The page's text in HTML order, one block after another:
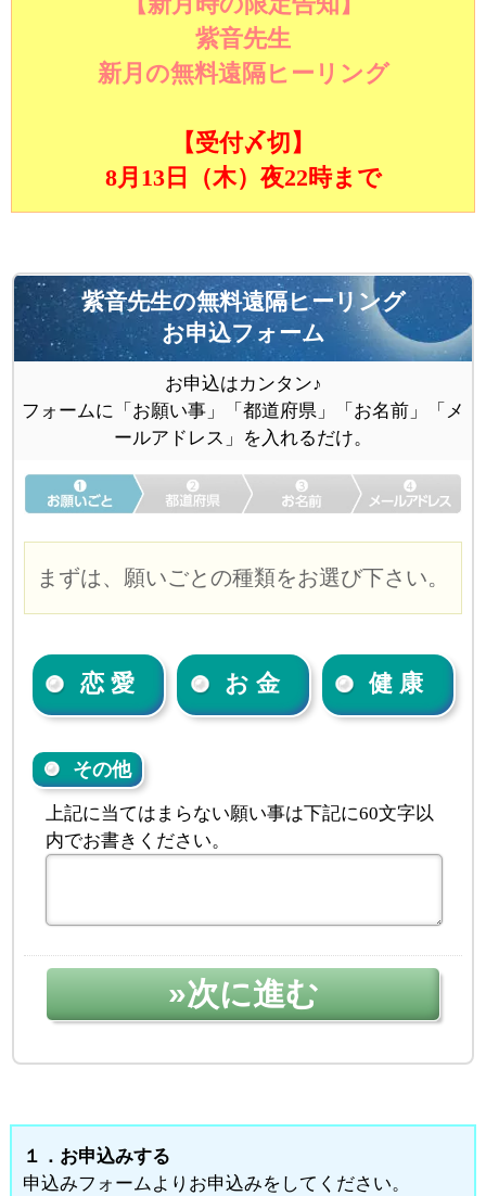
紫音先生
新月の無料遠隔ヒーリング
【受付〆切】
8月13日（木）夜22時まで
紫音先生の無料遠隔ヒーリング
お申込フォーム
お申込はカンタン♪
フォームに「お願い事」「都道府県」「お名前」「メ
ールアドレス」を入れるだけ。
まずは、願いごとの種類をお選び下さい。
恋 愛 お 金 健 康
その他
上記に当てはまらない願い事は下記に60文字以
内でお書きください。
１．お申込みする
申込みフォームよりお申込みをしてください。